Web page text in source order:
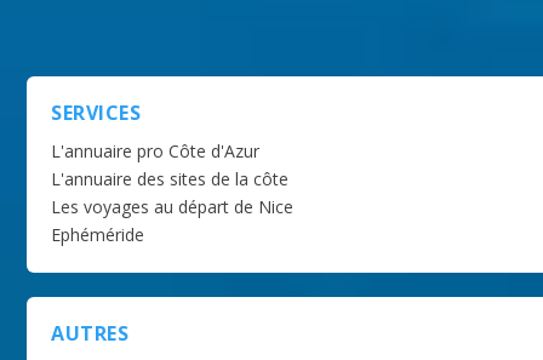
SERVICES
L'annuaire pro Côte d'Azur
L'annuaire des sites de la côte
Les voyages au départ de Nice
Ephéméride
AUTRES